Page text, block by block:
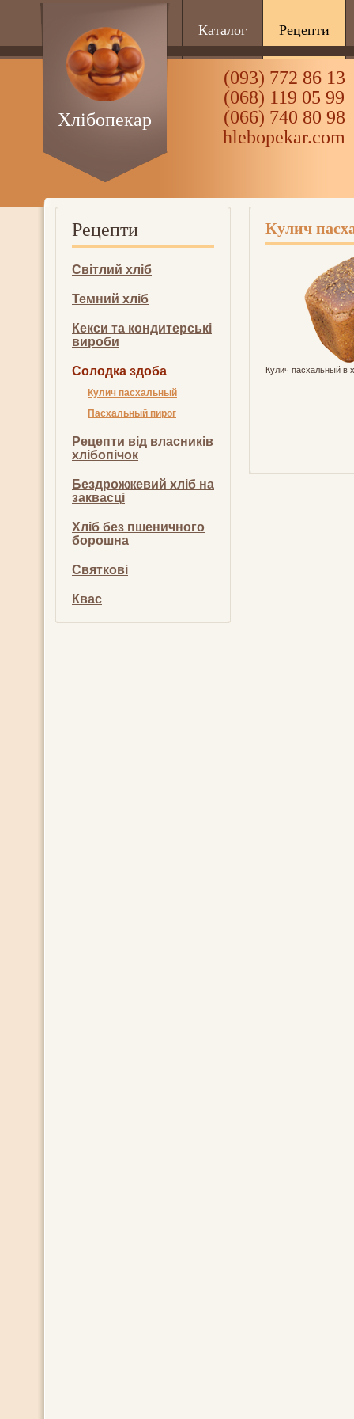
Каталог Рецепти
(093) 772 86 13
(068) 119 05 99
(066) 740 80 98
hlebopekar.com
Хлібопекар
Рецепти
Світлий хліб
Темний хліб
Кекси та кондитерські
вироби
Солодка здоба
Кулич пасхальный
Пасхальный пирог
Рецепти від власників
хлібопічок
Бездрожжевий хліб на
заквасці
Хліб без пшеничного
борошна
Святкові
Квас
Кулич
Кулич пасхальный в